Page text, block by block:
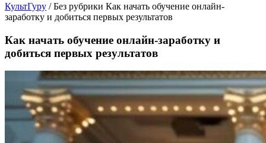
КультГуру /Без рубрики Как начать обучение онлайн-
заработку и добиться первых результатов
Как начать обучение онлайн-заработку и
добиться первых результатов